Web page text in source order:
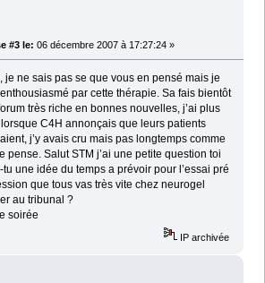
#3 le: 06 décembre 2007 à 17:27:24 »
je ne sais pas se que vous en pensé mais je
par cette thérapie. Sa fais bientôt
très riche en bonnes nouvelles, j’ai plus
C4H annonçais que leurs patients
j’y avais cru mais pas longtemps comme
pense. Salut STM j’ai une petite question toi
tu une idée du temps a prévoir pour l’essai pré
que tous vas très vite chez neurogel
au tribunal ?
soirée
IP archivée